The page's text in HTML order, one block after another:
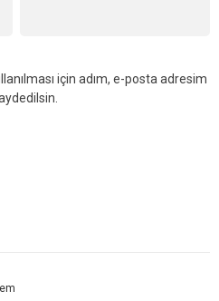
için adım, e-posta adresim